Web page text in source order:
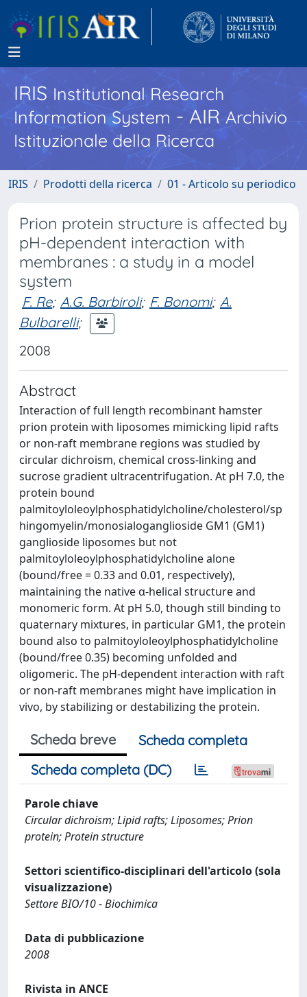
IRISInstitutional Research
Information System - AIR Archivio
Istituzionale della Ricerca
IRIS Prodotti della ricerca 01 - Articolo su periodico
Prion protein structure is affected by
pH-dependent interaction with
membranes : a study in a model
system
F. Re; A.G. Barbiroli; F. Bonomi; A.
Bulbarelli;
2008
Abstract
Interaction of full length recombinant hamster
prion protein with liposomes mimicking lipid rafts
or non-raft membrane regions was studied by
circular dichroism, chemical cross-linking and
sucrose gradient ultracentrifugation. At pH 7.0, the
protein bound
palmitoyloleoylphosphatidylcholine/cholesterol/sp
hingomyelin/monosialoganglioside GM1 (GM1)
ganglioside liposomes but not
palmitoyloleoylphosphatidylcholine alone
(bound/free = 0.33 and 0.01, respectively),
maintaining the native α-helical structure and
monomeric form. At pH 5.0, though still binding to
quaternary mixtures, in particular GM1, the protein
bound also to palmitoyloleoylphosphatidylcholine
(bound/free 0.35) becoming unfolded and
oligomeric. The pH-dependent interaction with raft
or non-raft membranes might have implication in
vivo, by stabilizing or destabilizing the protein.
Scheda breve
Scheda completa
Scheda completa (DC)
Parole chiave
Circular dichroism; Lipid rafts; Liposomes; Prion
protein; Protein structure
Settori scientifico-disciplinari dell'articolo (sola
visualizzazione)
Settore BIO/10 - Biochimica
Data di pubblicazione
2008
Rivista in ANCE